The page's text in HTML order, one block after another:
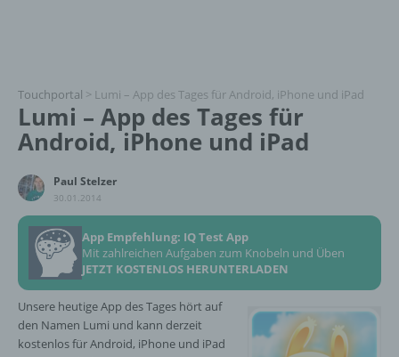
Touchportal > Lumi – App des Tages für Android, iPhone und iPad
Lumi – App des Tages für
Android, iPhone und iPad
Paul Stelzer
30.01.2014
App Empfehlung: IQ Test App
Mit zahlreichen Aufgaben zum Knobeln und Üben
JETZT KOSTENLOS HERUNTERLADEN
Unsere heutige App des Tages hört auf
den Namen Lumi und kann derzeit
kostenlos für Android, iPhone und iPad